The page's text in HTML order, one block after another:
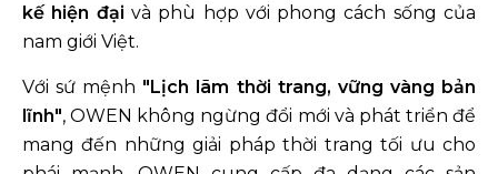
kế hiện đại và phù hợp với phong cách sống của
nam giới Việt.
Với sứ mệnh "Lịch lãm thời trang, vững vàng bản
lĩnh", OWEN không ngừng đổi mới và phát triển để
mang đến những giải pháp thời trang tối ưu cho